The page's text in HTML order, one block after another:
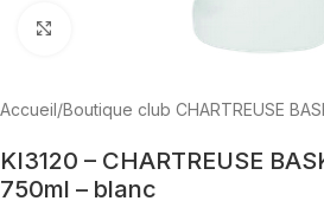
Accueil/Boutique club CHARTREUSE
KI3120 – CHARTREUSE
750ml – blanc